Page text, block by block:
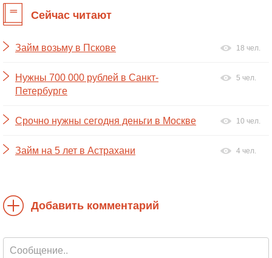
Сейчас читают
Займ возьму в Пскове 18 чел.
Нужны 700 000 рублей в Санкт-
Петербурге
5 чел.
Срочно нужны сегодня деньги в Москве 10 чел.
Займ на 5 лет в Астрахани 4 чел.
Добавить комментарий